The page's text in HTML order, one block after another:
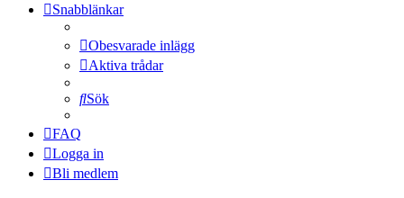
Snabblänkar
Obesvarade inlägg
Aktiva trådar
Sök
FAQ
Logga in
Bli medlem